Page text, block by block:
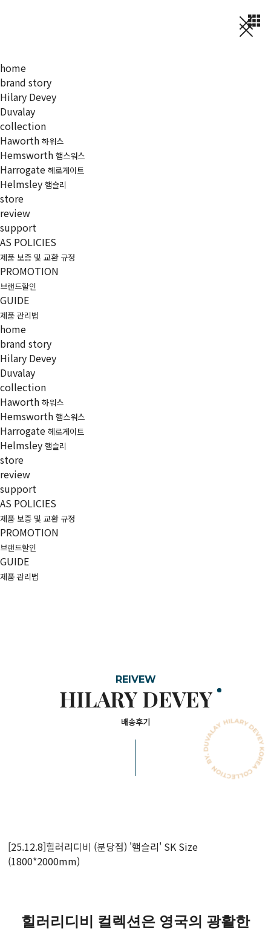
home
brand story
Hilary Devey
Duvalay
collection
Haworth 하워스
Hemsworth 햄스워스
Harrogate 헤로게이트
Helmsley 햄슬리
store
review
support
AS POLICIES
제품 보증 및 교환 규정
PROMOTION
브랜드할인
GUIDE
제품 관리법
home
brand story
Hilary Devey
Duvalay
collection
Haworth 하워스
Hemsworth 햄스워스
Harrogate 헤로게이트
Helmsley 햄슬리
store
review
support
AS POLICIES
제품 보증 및 교환 규정
PROMOTION
브랜드할인
GUIDE
제품 관리법
REIVEW
HILARY DEVEY
배송후기
[25.12.8]힐러리디비 (분당점) '햄슬리' SK Size
(1800*2000mm)
힐러리디비 컬렉션은 영국의 광활한